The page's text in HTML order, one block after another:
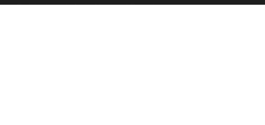
Guérin, bapak Arsip Nasional Prancis